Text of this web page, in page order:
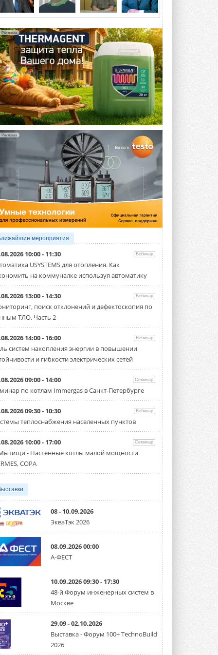
«ЦОД-2026»
Мероприятие пройдет 2-3 сентября в
посетит более двух тысяч участников ...
5 АВГУСТА 2026
Китайская Shenling представила
линейку тепловых насосов
«воздух-вода» на R290
Серия ThermaX R290 All-In-One
включает три модели ...
4 АВГУСТА 2026
Тепловые насосы в связке с
солнечной генерацией и
накопителем снижают
потребление на 60%
Исследователи из Италии установили ...
4 АВГУСТА 2026
«РУСКЛИМАТ Fest 2026» в Уфе
собрал свыше 700 профи
климатической отрасли
Организатором выступил торгово-
производственный холдинг ...
3 АВГУСТА 2026
«Датарк» испытал модульный
ЦОД с плотностью 54 кВт на
стойку
Испытания прошли на собственной
производственной площадке и были ...
3 АВГУСТА 2026
Samsung выпускает VRF-
систему DVM на R32
Линейка включает семь типоразмеров
производительностью от 22,4 до 56 кВт.
Суммарная длина трубопроводов ...
«СиСофт Девелопмент» подвел
итоги конкурса студенческих
проектов «ТИМ-лидеры 2026»
Новый сезон конкурса «ТИМ-лидеры»
стартует уже в сентябре 2026 года ...
3 АВГУСТА 2026
«Русклимат» укрепляет
партнёрство за Уралом
Президент Омского землячества в
Москве Михаил Тимошенко посетил
Омск с трёхдневным рабочим визитом ...
31 ИЮЛЯ 2026
Carrier модернизирует
19XR
Mitsubishi расширяет
направление систем
охлаждения для ЦОД
компанию MEHITS US Inc. ...
31 ИЮЛЯ 2026
иностранных инверторов
28 июля 2026 года Федеральная
комиссия по связи США (FCC) обновила
свой специальный перечень Covered ...
31 ИЮЛЯ 2026
Уже через месяц в России
можно будет устанавливать
солнечные панели в МКД
Реклама
Реклама
мероприятия
10:00 - 11:30 Вебинар
USYSTEMS для отопления. Как
на коммуналке используя автоматику
13:00 - 14:30 Вебинар
поиск отклонений и дефектоскопия по
ТЛО. Часть 2
14:00 - 16:00 Вебинар
систем накопления энергии в повышении
и гибкости электрических сетей
09:00 - 14:00 Семинар
по котлам Immergas в Санкт-Петербурге
09:30 - 10:30 Вебинар
теплоснабжения населенных пунктов
10:00 - 17:00 Семинар
- Настенные котлы малой мощности
COPA
08 - 10.09.2026
ЭкваТэк 2026
08.09.2026 00:00
А-ФЕСТ
10.09.2026 09:30 - 17:30
48-й Форум инженерных систем в
Москве
29.09 - 02.10.2026
Выставка - Форум 100+ TechnoBuild
2026